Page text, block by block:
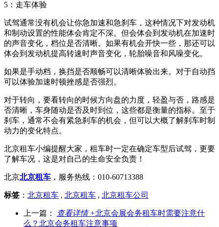
5：走车体验
试驾通常没有机会让你急加速和急刹车，这种情况下对发动机
和制动设置的性能体会肯定不深。但会体会到发动机在加速时
的声音变化，档位是否清晰。如果有机会开快一些，那还可以
体会到发动机提高转速时声音变化，轮胎噪音和风噪变化。
如果是手动档，换挡是否顺畅可以清晰体验出来。对于自动挡
可以体验加速时顿挫感是否强烈。
对于转向，要看转向的时候方向盘的力度，轻盈与否，路感是
否清晰，车身随动是否及时到位，这些都是衡量的指标。至于
刹车，通常不会有紧急刹车的机会，但可以大概了解刹车时制
动力的变化特点。
北京租车小编提醒大家，租车时一定在确定车型后试驾，更要
了解车况，这是对自己的生命安全负责！
北京北京租车 ，服务热线：010-60713388
标签 ： 北京租车 , 北京租车 , 北京租车公司
上一篇： 查看详情 +北京会展会务租车时需要注意什
么？北京会务租车注意事项